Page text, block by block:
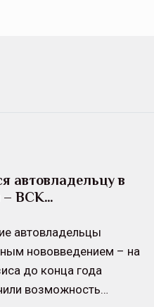
автовладельцу в
– ВСК…
автовладельцы
нововведением – на
до конца года
возможность…